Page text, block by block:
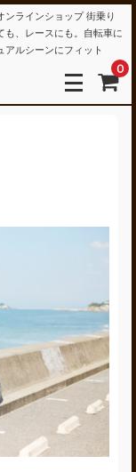
ンラインショップ 街乗り
も、レースにも。自転車に
アルシーンにフィット
0